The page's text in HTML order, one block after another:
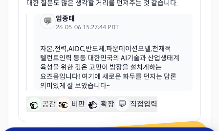
💬 임종태
26-05-06 15:27:44 PDT
자본,전력,AIDC,반도체,파운데이션모델,천재적
텔런트인력 등등 대한민국의 AI기술과 산업생태계
육성을 위한 깊은 고민이 밤잠을 설치게하는
요즈음입니다! 여기에 새로운 화두를 던지는 담론
공감 비판 확장 💬 직접입력